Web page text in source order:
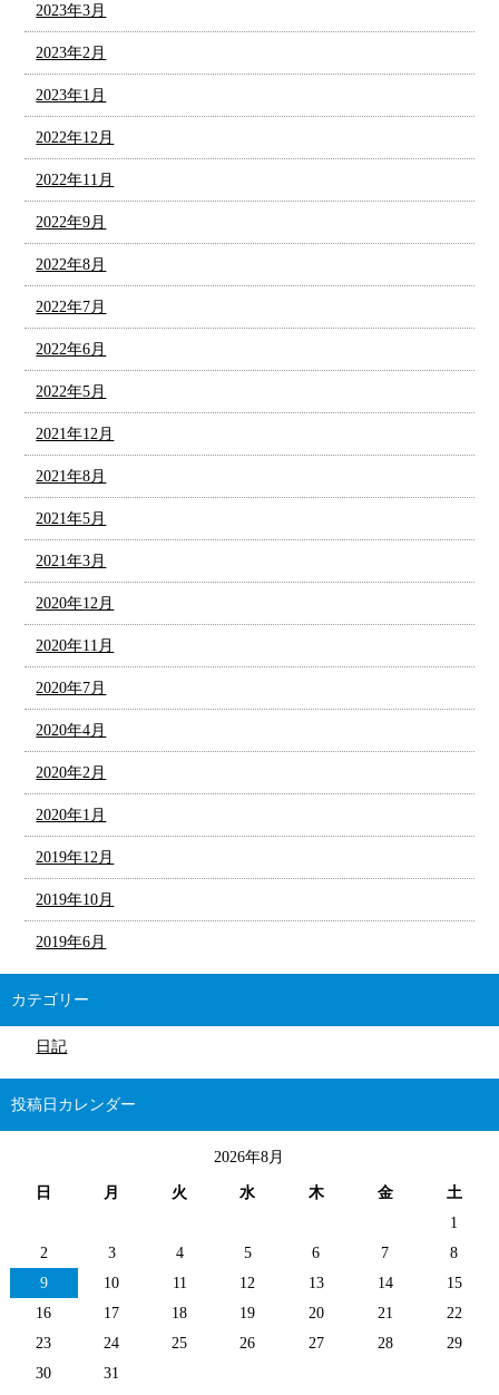
2023年3月
2023年2月
2023年1月
2022年12月
2022年11月
2022年9月
2022年8月
2022年7月
2022年6月
2022年5月
2021年12月
2021年8月
2021年5月
2021年3月
2020年12月
2020年11月
2020年7月
2020年4月
2020年2月
2020年1月
2019年12月
2019年10月
2019年6月
カテゴリー
日記
投稿日カレンダー
2026年8月
日 月 火 水 木 金 土
1
2
3 4 5 6 7
8
9
10 11 12 13 14
15
16
17 18 19 20 21
22
23
24 25 26 27 28
29
30
31